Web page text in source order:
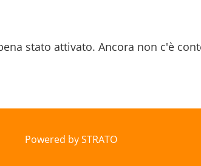
stato attivato. Ancora non c'è
Powered by STRATO